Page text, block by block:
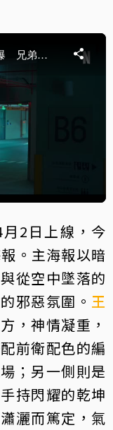
月2日上線，今
。主海報以暗
從空中墜落的
邪惡氛圍。 王
，神情凝重，
前衛配色的編
；另一側則是
持閃耀的乾坤
灑而篤定，氣